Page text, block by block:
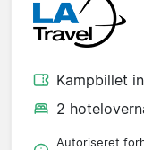
Kampbillet
2
Autoriseret